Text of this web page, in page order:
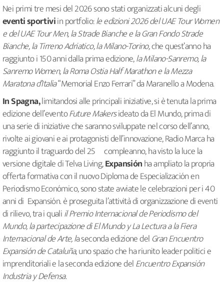
Nei primi tre mesi del 2026 sono stati organizzati alcuni degli
eventi sportiviin portfolio:le edizioni 2026 del UAE Tour Women
e del UAE Tour Men, la Strade Bianche e la Gran Fondo Strade
Bianche, la Tirreno Adriatico, la Milano-Torino,che quest’anno ha
raggiunto i 150 anni dalla prima edizione,la Milano-Sanremo, la
Sanremo Women, la Roma Ostia Half Marathon e la Mezza
Maratona d’Italia“Memorial Enzo Ferrari” da Maranello a Modena.
In Spagna,limitandosi alle principali iniziative, si è tenuta la prima
edizione dell’eventoFuture Makersideato da El Mundo, prima di
una serie di iniziative che saranno sviluppate nel corso dell’anno,
rivolte ai giovani e ai protagonisti dell’innovazione, Radio Marca ha
raggiunto il traguardo del 25º compleanno, ha visto la luce la
versione digitale di Telva Living,Expansiónha ampliato la propria
offerta formativa con il nuovo Diploma de Especialización en
Periodismo Económico, sono state avviate le celebrazioni per i 40
anni di Expansión. è proseguita l’attività di organizzazione di eventi
di rilievo, tra i qualiil Premio Internacional de Periodismo del
Mundo, la partecipazione di El Mundo y La Lectura a la Fiera
Internacional de Arte, la seconda edizione del Gran Encuentro
Expansión de Cataluña, uno spazio che ha riunito leader politici e
imprenditoriali e la seconda edizione delEncuentro Expansión
Industria y Defensa.